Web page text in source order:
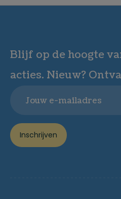
Blijf op de hoogte
acties. Nieuw?
Inschrijven